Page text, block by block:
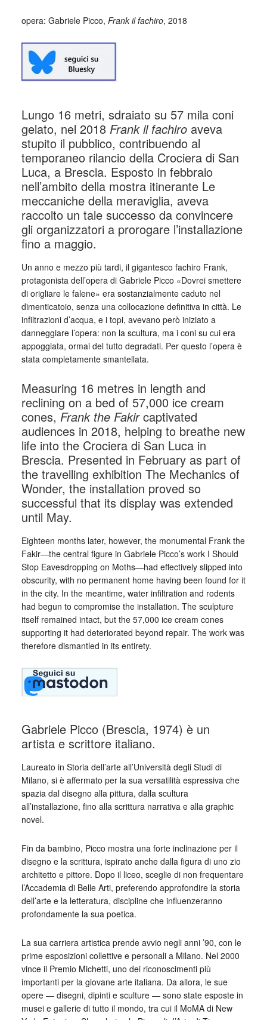
opera: Gabriele Picco, Frank il fachiro, 2018
Lungo 16 metri, sdraiato su 57 mila coni
gelato, nel 2018 Frank il fachiroaveva
stupito il pubblico, contribuendo al
temporaneo rilancio della Crociera di San
Luca, a Brescia. Esposto in febbraio
nell’ambito della mostra itinerante Le
meccaniche della meraviglia, aveva
raccolto un tale successo da convincere
gli organizzatori a prorogare l’installazione
fino a maggio.
Un anno e mezzo più tardi, il gigantesco fachiro Frank,
protagonista dell’opera di Gabriele Picco «Dovrei smettere
di origliare le falene» era sostanzialmente caduto nel
dimenticatoio, senza una collocazione definitiva in città. Le
infiltrazioni d’acqua, e i topi, avevano però iniziato a
danneggiare l’opera: non la scultura, ma i coni su cui era
appoggiata, ormai del tutto degradati. Per questo l’opera è
stata completamente smantellata.
Measuring 16 metres in length and
reclining on a bed of 57,000 ice cream
cones, Frank the Fakircaptivated
audiences in 2018, helping to breathe new
life into the Crociera di San Luca in
Brescia. Presented in February as part of
the travelling exhibition The Mechanics of
Wonder, the installation proved so
successful that its display was extended
until May.
Eighteen months later, however, the monumental Frank the
Fakir—the central figure in Gabriele Picco’s work I Should
Stop Eavesdropping on Moths—had effectively slipped into
obscurity, with no permanent home having been found for it
in the city. In the meantime, water infiltration and rodents
had begun to compromise the installation. The sculpture
itself remained intact, but the 57,000 ice cream cones
supporting it had deteriorated beyond repair. The work was
therefore dismantled in its entirety.
Gabriele Picco (Brescia, 1974) è un
artista e scrittore italiano.
Laureato in Storia dell’arte all’Università degli Studi di
Milano, si è affermato per la sua versatilità espressiva che
spazia dal disegno alla pittura, dalla scultura
all’installazione, fino alla scrittura narrativa e alla graphic
novel.
Fin da bambino, Picco mostra una forte inclinazione per il
disegno e la scrittura, ispirato anche dalla figura di uno zio
architetto e pittore. Dopo il liceo, sceglie di non frequentare
l’Accademia di Belle Arti, preferendo approfondire la storia
dell’arte e la letteratura, discipline che influenzeranno
profondamente la sua poetica.
La sua carriera artistica prende avvio negli anni ’90, con le
prime esposizioni collettive e personali a Milano. Nel 2000
vince il Premio Michetti, uno dei riconoscimenti più
importanti per la giovane arte italiana. Da allora, le sue
opere — disegni, dipinti e sculture — sono state esposte in
musei e gallerie di tutto il mondo, tra cui il MoMA di New